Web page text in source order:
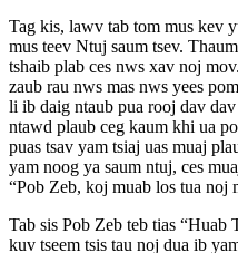
Tag kis, lawv tab tom mus kev
mus teev Ntuj saum tsev.
tshaib plab ces nws xav noj
zaub rau nws mas nws yees
li ib daig ntaub pua rooj dav
ntawd plaub ceg kaum khi ua
puas tsav yam tsiaj uas muaj
yam noog ya saum ntuj, ces
“Pob Zeb, koj muab los tua noj
Tab sis Pob Zeb teb tias
kuv tseem tsis tau noj dua ib